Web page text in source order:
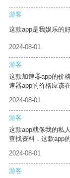
游客
这款app是我娱乐的
2024-08-01
游客
这款加速器app的价
速器app的价格应该
2024-08-01
游客
这款app就像我的私
查找资料，这款app
2024-08-01
游客